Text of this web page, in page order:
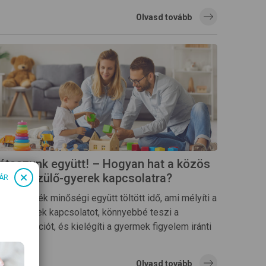
Olvasd tovább
együtt! – Hogyan hat a közös
a szülő-gyerek kapcsolatra?
közös játék minőségi együtt töltött idő, ami mélyíti a
gyerek kapcsolatot, könnyebbé teszi a
és kielégíti a gyermek figyelem iránti
Olvasd tovább